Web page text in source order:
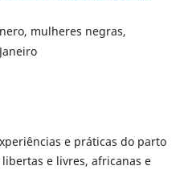
mulheres negras,
e práticas do parto
e livres, africanas e